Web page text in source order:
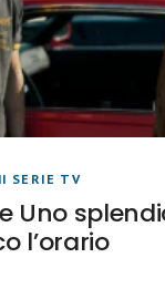
SERIE TV
Uno
l’orario